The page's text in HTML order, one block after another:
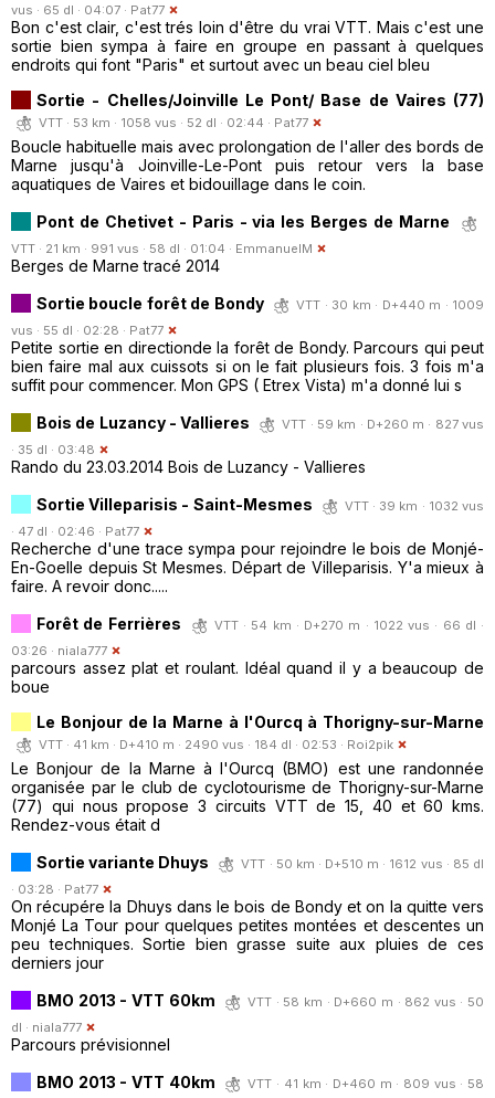
vus · 65 dl · 04:07 · Pat77
Bon c'est clair, c'est trés loin d'être du vrai VTT. Mais c'est une
sortie bien sympa à faire en groupe en passant à quelques
endroits qui font "Paris" et surtout avec un beau ciel bleu
Sortie - Chelles/Joinville Le Pont/ Base de Vaires (77)
VTT · 53 km · 1058 vus · 52 dl · 02:44 · Pat77
Boucle habituelle mais avec prolongation de l'aller des bords de
Marne jusqu'à Joinville-Le-Pont puis retour vers la base
aquatiques de Vaires et bidouillage dans le coin.
Pont de Chetivet - Paris - via les Berges de Marne
VTT · 21 km · 991 vus · 58 dl · 01:04 · EmmanuelM
Berges de Marne tracé 2014
Sortie boucle forêt de Bondy
VTT · 30 km · D+440 m · 1009
vus · 55 dl · 02:28 · Pat77
Petite sortie en directionde la forêt de Bondy. Parcours qui peut
bien faire mal aux cuissots si on le fait plusieurs fois. 3 fois m'a
suffit pour commencer. Mon GPS ( Etrex Vista) m'a donné lui s
Bois de Luzancy - Vallieres
VTT · 59 km · D+260 m · 827 vus
· 35 dl · 03:48
Rando du 23.03.2014 Bois de Luzancy - Vallieres
Sortie Villeparisis - Saint-Mesmes
VTT · 39 km · 1032 vus
· 47 dl · 02:46 · Pat77
Recherche d'une trace sympa pour rejoindre le bois de Monjé-
En-Goelle depuis St Mesmes. Départ de Villeparisis. Y'a mieux à
faire. A revoir donc.....
Forêt de Ferrières
VTT · 54 km · D+270 m · 1022 vus · 66 dl ·
03:26 · niala777
parcours assez plat et roulant. Idéal quand il y a beaucoup de
boue
Le Bonjour de la Marne à l'Ourcq à Thorigny-sur-Marne
VTT · 41 km · D+410 m · 2490 vus · 184 dl · 02:53 · Roi2pik
Le Bonjour de la Marne à l'Ourcq (BMO) est une randonnée
organisée par le club de cyclotourisme de Thorigny-sur-Marne
(77) qui nous propose 3 circuits VTT de 15, 40 et 60 kms.
Rendez-vous était d
Sortie variante Dhuys
VTT · 50 km · D+510 m · 1612 vus · 85 dl
· 03:28 · Pat77
On récupére la Dhuys dans le bois de Bondy et on la quitte vers
Monjé La Tour pour quelques petites montées et descentes un
peu techniques. Sortie bien grasse suite aux pluies de ces
derniers jour
BMO 2013 - VTT 60km
VTT · 58 km · D+660 m · 862 vus · 50
dl · niala777
Parcours prévisionnel
BMO 2013 - VTT 40km
VTT · 41 km · D+460 m · 809 vus · 58